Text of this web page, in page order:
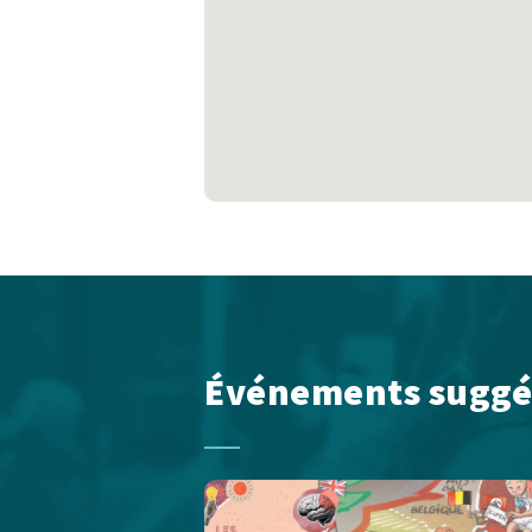
Événements